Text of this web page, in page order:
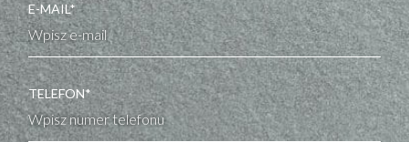
E-MAIL*
TELEFON*